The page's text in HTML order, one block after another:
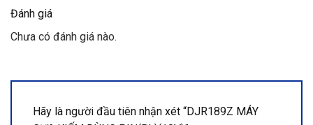
Đánh giá
Chưa có đánh giá nào.
Hãy là người đầu tiên nhận xét “DJR189Z MÁY